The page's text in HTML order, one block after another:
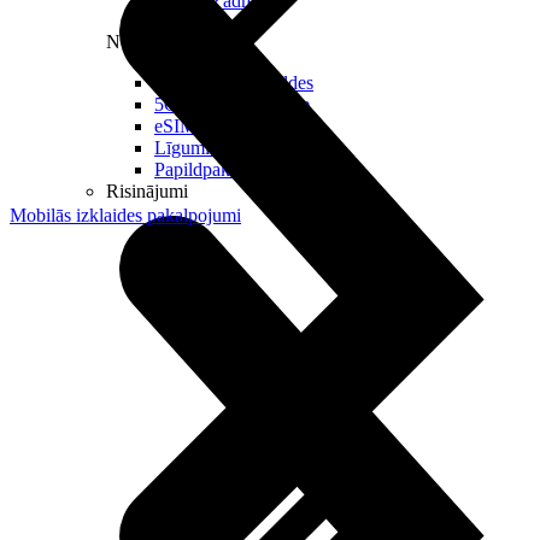
Noderīgi
Jautājumi un atbildes
5G pārklājuma karte
eSIM tehnoloģija
Līgumi un noteikumi
Papildpakalpojumi
Risinājumi
Mobilās izklaides pakalpojumi